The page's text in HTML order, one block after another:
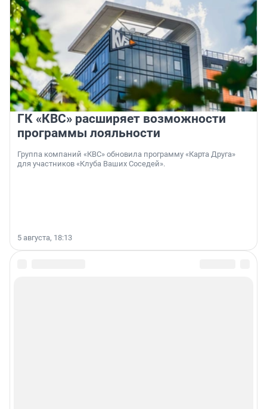
ГК «КВС» расширяет возможности
программы лояльности
Группа компаний «КВС» обновила программу «Карта Друга»
для участников «Клуба Ваших Соседей».
5 августа, 18:13